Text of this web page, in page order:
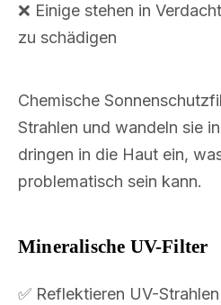
❌ Einige stehen in
zu schädigen
Chemische
Strahlen und wandeln sie
dringen in die Haut ein,
problematisch sein kann.
Mineralische UV-Filter
✅ Reflektieren UV-